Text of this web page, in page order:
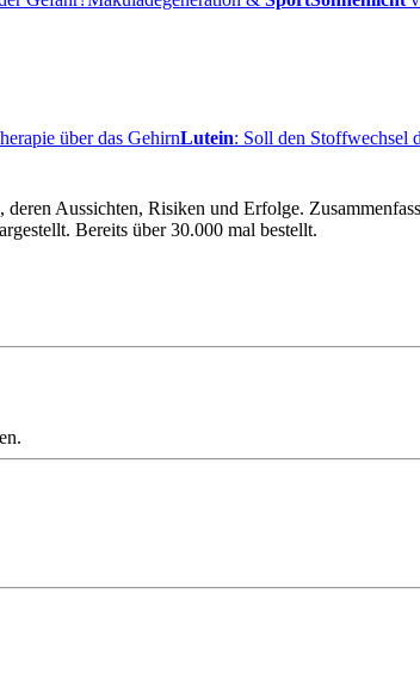
über das GehirnLutein: Soll den Stoffwechsel
Aussichten, Risiken und Erfolge.
Bereits über 30.000 mal bestellt.